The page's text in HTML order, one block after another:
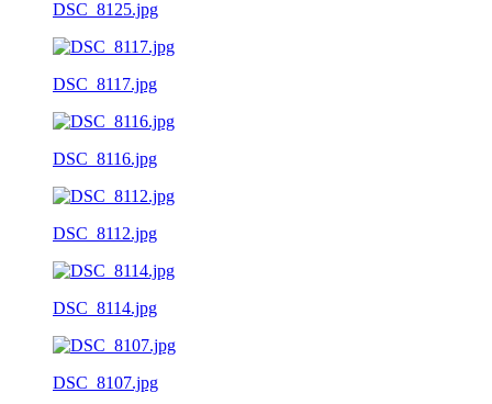
DSC_8125.jpg
DSC_8117.jpg
DSC_8116.jpg
DSC_8112.jpg
DSC_8114.jpg
DSC_8107.jpg